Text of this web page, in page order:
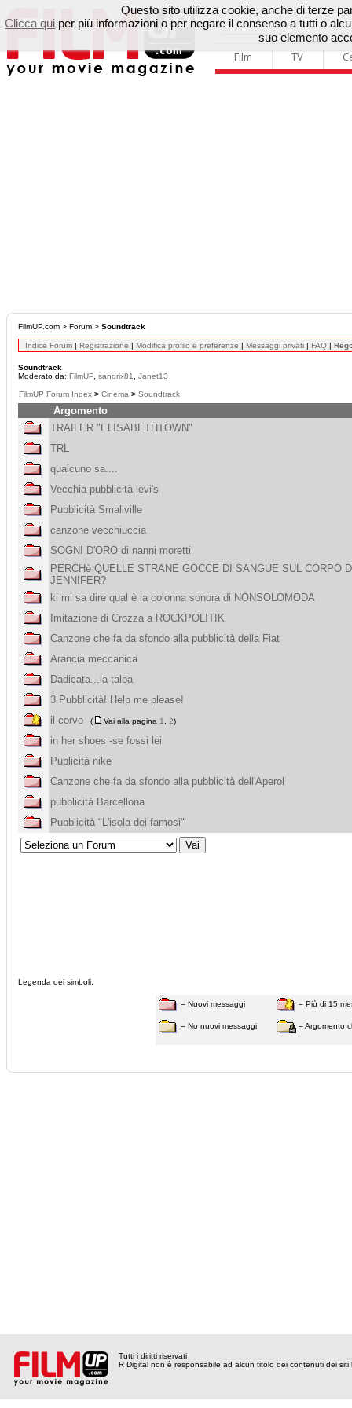
Film TV
FilmUP.com > Forum > Soundtrack
Indice Forum | Registrazione | Modifica profilo e preferenze | Messaggi privati | FAQ |
Soundtrack
Moderato da: FilmUP sandrix81 Janet13
FilmUP Forum Index > Cinema > Soundtrack
Argomento
TRAILER "ELISABETHTOWN"
TRL
qualcuno sa....
Vecchia pubblicità levi's
Pubblicità Smallville
canzone vecchiuccia
SOGNI D'ORO di nanni moretti
PERCHè QUELLE STRANE GOCCE DI SANGUE SUL CORPO
JENNIFER?
ki mi sa dire qual è la colonna sonora di NONSOLOMODA
Imitazione di Crozza a ROCKPOLITIK
Canzone che fa da sfondo alla pubblicità della Fiat
Arancia meccanica
Dadicata...la talpa
3 Pubblicità! Help me please!
il corvo
( Vai alla pagina 1 2)
in her shoes -se fossi lei
Publicità nike
Canzone che fa da sfondo alla pubblicità dell'Aperol
pubblicità Barcellona
Pubblicità "L'isola dei famosi"
Legenda dei simboli:
= Nuovi messaggi
= No nuovi messaggi
= Più di 15
= Argomento
Tutti i diritti riservati
R Digital non è responsabile ad alcun titolo dei contenuti dei siti
Questo sito utilizza cookie, anche di terze
Clicca qui per più informazioni o per negare il consenso a tutti o
suo elemento